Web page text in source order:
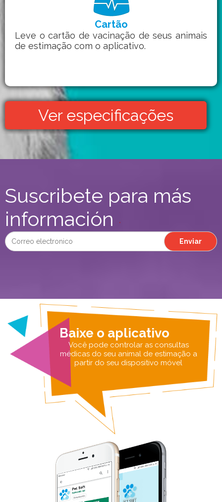
Cartão
Leve o cartão de vacinação de seus animais
de estimação com o aplicativo.
Ver especificações
Suscribete para más
información
*
Baixe o aplicativo
Você pode controlar as consultas
médicas do seu animal de estimação a
partir do seu dispositivo móvel